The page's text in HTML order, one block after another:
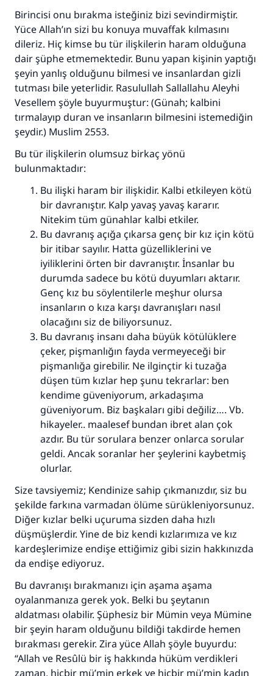
Birincisi onu bırakma isteğiniz bizi sevindirmiştir.
Yüce Allah’ın sizi bu konuya muvaffak kılmasını
dileriz. Hiç kimse bu tür ilişkilerin haram olduğuna
dair şüphe etmemektedir. Bunu yapan kişinin yaptığı
şeyin yanlış olduğunu bilmesi ve insanlardan gizli
tutması bile yeterlidir. Rasulullah Sallallahu Aleyhi
Vesellem şöyle buyurmuştur: (Günah; kalbini
tırmalayıp duran ve insanların bilmesini istemediğin
şeydir.) Muslim 2553.
Bu tür ilişkilerin olumsuz birkaç yönü
bulunmaktadır:
Bu ilişki haram bir ilişkidir. Kalbi etkileyen kötü
bir davranıştır. Kalp yavaş yavaş kararır.
Nitekim tüm günahlar kalbi etkiler.
Bu davranış açığa çıkarsa genç bir kız için kötü
bir itibar sayılır. Hatta güzelliklerini ve
iyiliklerini örten bir davranıştır. İnsanlar bu
durumda sadece bu kötü duyumları aktarır.
Genç kız bu söylentilerle meşhur olursa
insanların o kıza karşı davranışları nasıl
olacağını siz de biliyorsunuz.
Bu davranış insanı daha büyük kötülüklere
çeker, pişmanlığın fayda vermeyeceği bir
pişmanlığa girebilir. Ne ilginçtir ki tuzağa
düşen tüm kızlar hep şunu tekrarlar: ben
kendime güveniyorum, arkadaşıma
güveniyorum. Biz başkaları gibi değiliz…. Vb.
hikayeler.. maalesef bundan ibret alan çok
azdır. Bu tür sorulara benzer onlarca sorular
geldi. Ancak soranlar her şeylerini kaybetmiş
olurlar.
Size tavsiyemiz; Kendinize sahip çıkmanızdır, siz bu
şekilde farkına varmadan ölüme sürükleniyorsunuz.
Diğer kızlar belki uçuruma sizden daha hızlı
düşmüşlerdir. Yine de biz kendi kızlarımıza ve kız
kardeşlerimize endişe ettiğimiz gibi sizin hakkınızda
da endişe ediyoruz.
Bu davranışı bırakmanızı için aşama aşama
oyalanmanıza gerek yok. Belki bu şeytanın
aldatması olabilir. Şüphesiz bir Mümin veya Mümine
bir şeyin haram olduğunu bildiği takdirde hemen
bırakması gerekir. Zira yüce Allah şöyle buyurdu:
“Allah ve Resûlü bir iş hakkında hüküm verdikleri
zaman, hiçbir mü’min erkek ve hiçbir mü’min kadın
110845 Nolu Cevap, bir evliliği
kurtardı.
Ümmete cevapları ulaştırmak için bizi destekle
Rasulullah ﷺ şöyle dedi:
Her kim bir hayra yol gösterirse , hayrı yapan
kişinin sevabı kadar ona sevap yazılır.
(MUSLIM 1893)